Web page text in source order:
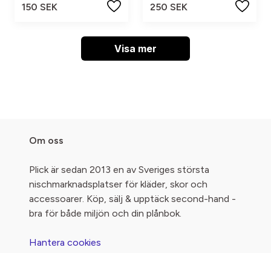
150 SEK
250 SEK
Visa mer
Om oss
Plick är sedan 2013 en av Sveriges största
nischmarknadsplatser för kläder, skor och
accessoarer. Köp, sälj & upptäck second-hand -
bra för både miljön och din plånbok.
Hantera cookies